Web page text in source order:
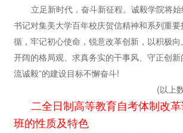
立足新时代，奋斗新征程。诚毅学院将
书记对集美大学百年校庆贺信精神和系列重
循，牢记初心使命，锐意改革创新，以积极
开阔的格局观、求真务实的干事风、守正创
流诚毅”的建设目标不懈奋斗!
(以上
二全日制高等教育自考体制改
班的性质及特色